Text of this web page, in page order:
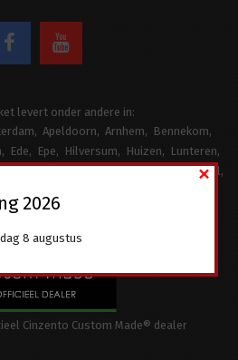
levert onder andere in:
Apeldoorn Arnhem
Bennekom
Ede Epe Hilversum Huizen
Lunteren
Veenendaal
Cinzento Custom Made® dealer
2026
8 augustus
×